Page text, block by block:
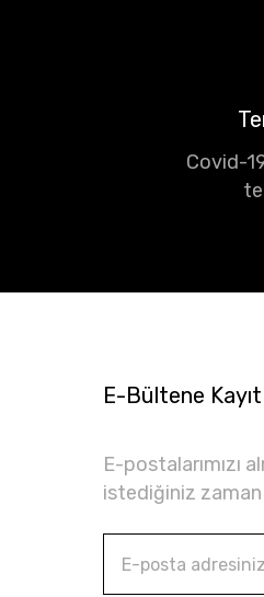
Covid-
E-Bültene Kayıt
E-postalarımızı
istediğiniz